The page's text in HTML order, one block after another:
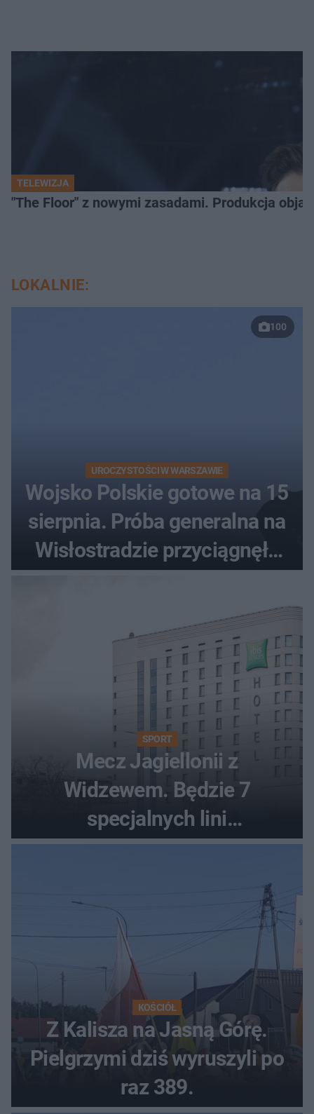
TELEWIZJA
"The Floor" z nowymi zasadami. Produkcja
LOKALNIE:
100
UROCZYSTOŚCI W WARSZAWIE
Wojsko Polskie gotowe na 15
sierpnia. Próba generalna na
Wisłostradzie przyciągnęła
SPORT
Mecz Jagiellonii z
Widzewem. Będzie 7
specjalnych lini
autobusowych
KOŚCIÓŁ
Z Kalisza na Jasną Górę.
Pielgrzymi dziś wyruszyli po
raz 389.